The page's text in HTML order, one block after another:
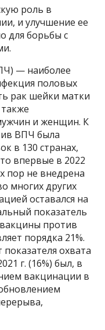
роль в
и улучшение ее
для борьбы с
— наиболее
половых
рак шейки матки
и женщин. К
ВПЧ была
в 130 странах,
впервые в 2022
пор не внедрена
многих других
оставался на
показатель
против
порядка 21%.
охвата
г. (16%) был, в
вакцинации в